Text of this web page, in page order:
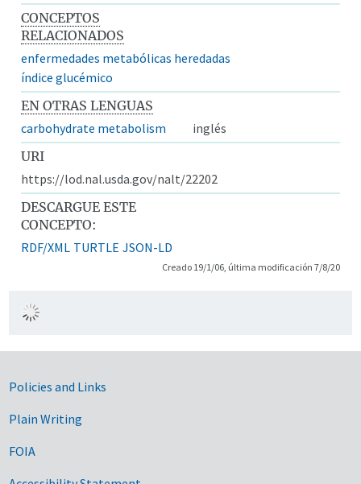
CONCEPTOS
RELACIONADOS
enfermedades metabólicas heredadas
índice glucémico
EN OTRAS LENGUAS
carbohydrate metabolism
inglés
URI
https://lod.nal.usda.gov/nalt/22202
DESCARGUE ESTE
CONCEPTO:
RDF/XML TURTLE JSON-LD
Creado 19/1/06, última modificación 7/8/20
Government Links
Policies and Links
Plain Writing
FOIA